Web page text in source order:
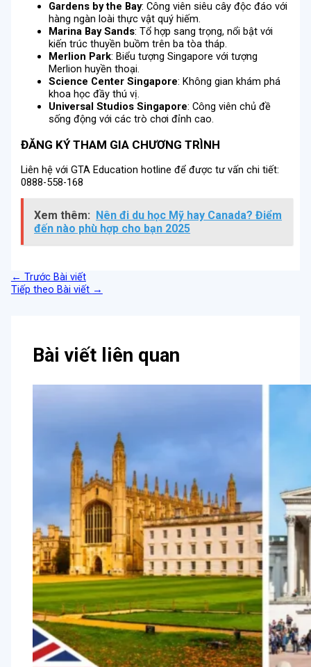
Gardens by the Bay: Công viên siêu cây độc đáo với
hàng ngàn loài thực vật quý hiếm.
Marina Bay Sands: Tổ hợp sang trọng, nổi bật với
kiến trúc thuyền buồm trên ba tòa tháp.
Merlion Park: Biểu tượng Singapore với tượng
Merlion huyền thoại.
Science Center Singapore: Không gian khám phá
khoa học đầy thú vị.
Universal Studios Singapore: Công viên chủ đề
sống động với các trò chơi đỉnh cao.
ĐĂNG KÝ THAM GIA CHƯƠNG TRÌNH
Liên hệ với GTA Education hotline để được tư vấn chi tiết:
0888-558-168
Xem thêm: Nên đi du học Mỹ hay Canada? Điểm
đến nào phù hợp cho bạn 2025
← Trước Bài viết
Tiếp theo Bài viết →
Bài viết liên quan